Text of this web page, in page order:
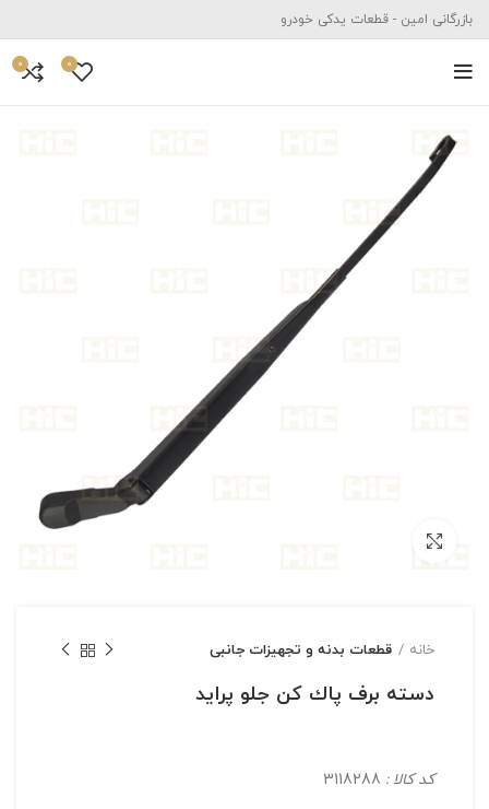
بازرگانی امین - قطعات یدکی خودرو
0
0
خانه قطعات بدنه و تجهیزات جانبی
دسته برف پاك کن جلو پراید
کد کالا :